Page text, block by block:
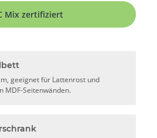
Mix zertifiziert
geeignet für Lattenrost und
MDF-Seitenwänden.